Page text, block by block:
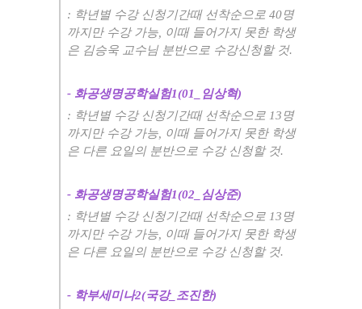
: 학년별 수강 신청기간때 선착순으로 40명
까지만 수강 가능
이때 들어가지 못한 학생
은 김승욱 교수님 분반으로 수강신청할 것.
- 화공생명공학실험1(01_ 임상혁)
: 학년별 수강 신청기간때 선착순으로 13 명
까지만 수강 가능
이때 들어가지 못한 학생
은 다른 요일의 분반으로 수강 신청할 것.
- 화공생명공학실험1(02_ 심상준)
: 학년별 수강 신청기간때 선착순으로 13 명
까지만 수강 가능
이때 들어가지 못한 학생
은 다른 요일의 분반으로 수강 신청할 것.
- 학부세미나2(국강_ 조진한)